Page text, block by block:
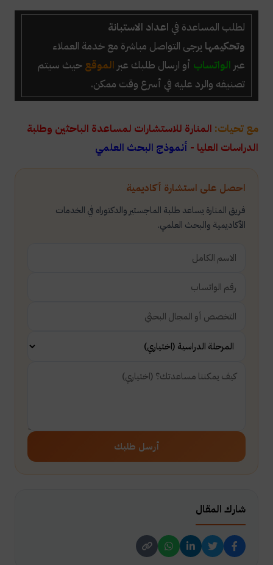
احصل على استشارة أكاديمية
فريق المنارة يساعد طلبة الماجستير والدكتوراه في الخدمات
الأكاديمية والبحث العلمي.
أرسل طلبك
شارك المقال
لطلب المساعدة في اعداد الاستبانة
وتحكيمها يرجى التواصل مباشرة مع خدمة العملاء
عبر الواتساب أو ارسال طلبك عبر الموقع حيث سيتم
تصنيفه والرد عليه في أسرع وقت ممكن.
مع تحيات: المنارة للاستشارات لمساعدة الباحثين وطلبة
الدراسات العليا - أنموذج البحث العلمي